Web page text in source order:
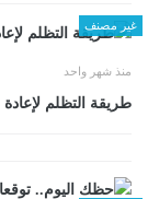
غير مصنف
منذ شهر واحد
طريقة التظلم